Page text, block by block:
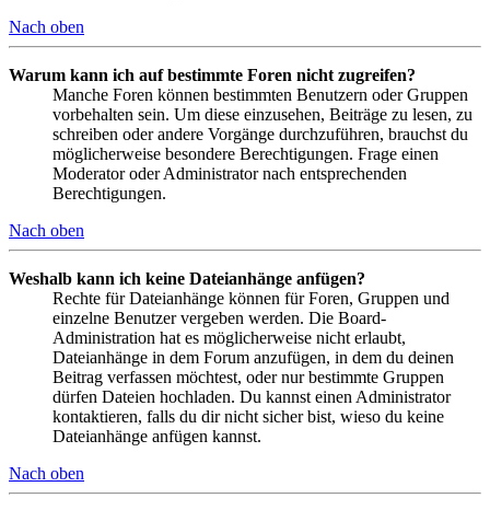
Nach oben
Warum kann ich auf bestimmte Foren nicht zugreifen?
Manche Foren können bestimmten Benutzern oder Gruppen
vorbehalten sein. Um diese einzusehen, Beiträge zu lesen, zu
schreiben oder andere Vorgänge durchzuführen, brauchst du
möglicherweise besondere Berechtigungen. Frage einen
Moderator oder Administrator nach entsprechenden
Berechtigungen.
Nach oben
Weshalb kann ich keine Dateianhänge anfügen?
Rechte für Dateianhänge können für Foren, Gruppen und
einzelne Benutzer vergeben werden. Die Board-
Administration hat es möglicherweise nicht erlaubt,
Dateianhänge in dem Forum anzufügen, in dem du deinen
Beitrag verfassen möchtest, oder nur bestimmte Gruppen
dürfen Dateien hochladen. Du kannst einen Administrator
kontaktieren, falls du dir nicht sicher bist, wieso du keine
Dateianhänge anfügen kannst.
Nach oben